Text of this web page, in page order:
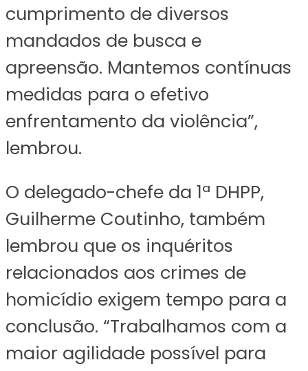
cumprimento de diversos
mandados de busca e
apreensão. Mantemos contínuas
medidas para o efetivo
enfrentamento da violência”,
lembrou.
O delegado-chefe da 1ª DHPP,
Guilherme Coutinho, também
lembrou que os inquéritos
relacionados aos crimes de
homicídio exigem tempo para a
conclusão. “Trabalhamos com a
maior agilidade possível para